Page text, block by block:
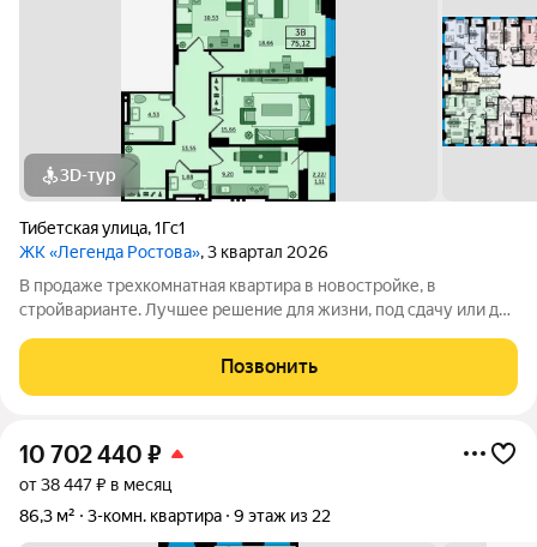
3D-тур
Тибетская улица,1Гс1
ЖК «Легенда Ростова», 3 квартал 2026
В продаже трехкомнатная квартира в новостройке, в
стройварианте. Лучшее решение для жизни, под сдачу или для
достаточно места для хранения. Одним из главных
преимуществ этой квартиры - три
Позвонить
10 702 440 ₽
от 38 447 ₽ в месяц
86,3 м²
3-комн. квартира 9 этаж из 22